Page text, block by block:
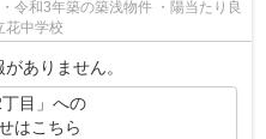
令和3年築の築浅物件 ・陽当たり良
花中学校
ありません。
丁目」への
はこちら